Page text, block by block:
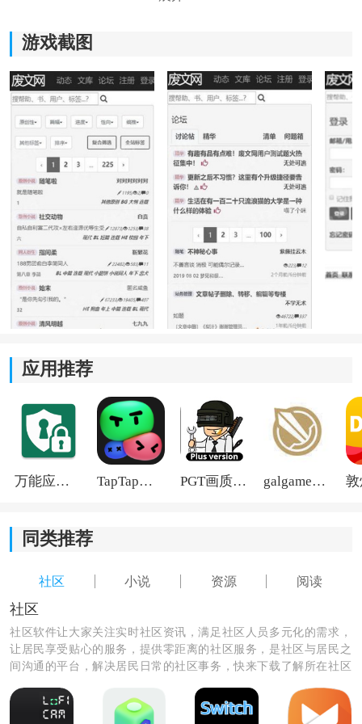
《sosadfun》软件优势：
1，拥有海量的阅读资源，能够和更多的用户们在这里进
行互动。
2，不管是白天黑夜都能够在这里进行阅读，还提供了更
多优质的小说服务。
3，所有的图书都可以免费的下载在自己的手机上。
4，给大家提供了非常不错的 社区功能，自由自在的在这
里进行畅聊。
《sosadfun》功能介绍：
游戏截图
应用推荐
万能应用隐藏 TapTap国际版2026 PGT画质助手旧版 galgame游戏盒子2026
同类推荐
社区 小说 资源 阅读
社区
社区软件让大家关注实时社区资讯，满足社区人员多元化的需求，
让居民享受贴心的服务，提供零距离的社区服务，是社区与居民之
间沟通的平台，解决居民日常的社区事务，快来下载了解所在社区